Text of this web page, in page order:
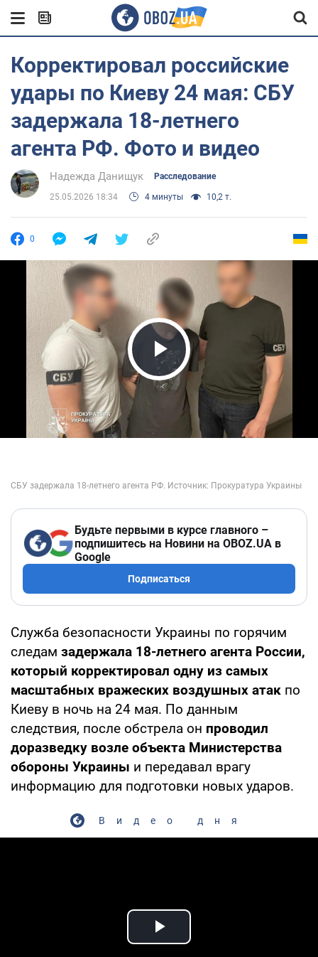
Корректировал российские
удары по Киеву 24 мая: СБУ
задержала 18-летнего
агента РФ. Фото и видео
Надежда Данищук Расследование
25.05.2026 18:34 4 минуты 10,2 т.
0
Play Video
Будьте первыми в курсе главного –
подпишитесь на Новини на OBOZ.UA в
Google
Подписаться
Служба безопасности Украины по горячим
следам задержала 18-летнего агента России,
который корректировал одну из самых
масштабных вражеских воздушных атак по
Киеву в ночь на 24 мая. По данным
следствия, после обстрела он проводил
доразведку возле объекта Министерства
обороны Украины и передавал врагу
информацию для подготовки новых ударов.
Видео дня
Play Video